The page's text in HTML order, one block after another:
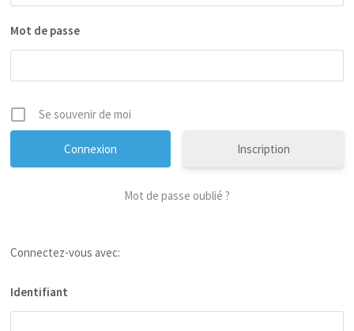
Mot de passe
Se souvenir de moi
Inscription
Mot de passe oublié ?
Connectez-vous avec:
Identifiant